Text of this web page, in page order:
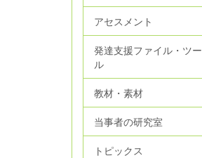
アセスメント
発達支援ファイル・ツー
ル
教材・素材
当事者の研究室
トピックス